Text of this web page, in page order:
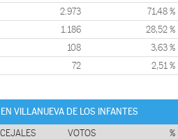
2.973 71,48 %
1.186 28,52 %
108 3,63 %
72 2,51 %
VILLANUEVA DE LOS INFANTES
VOTOS %